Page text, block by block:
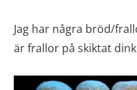
Jag har några bröd/
är frallor på skiktat